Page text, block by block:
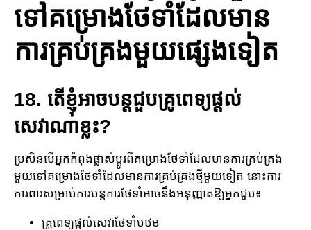
ទៅគម្រោង​ថែទាំដែលមាន
ការ​គ្រប់គ្រង​មួយ​ផ្សេង​ទៀត​
18. តើខ្ញុំអាចបន្តជួបគ្រូពេទ្យផ្តល់
សេវាណាខ្លះ?
ប្រសិនបើអ្នកកំពុងផ្លាស់ប្តូរពីគម្រោង​ថែទាំដែល​មានការ​គ្រប់គ្រង
មួយទៅគម្រោង​ថែទាំដែល​មានការ​គ្រប់គ្រងថ្មីមួយ​ទៀត នោះ​ការ
ការពារសម្រាប់​ការបន្តការថែទាំអាចនឹងអនុញ្ញាតឱ្យអ្នកជួប៖
គ្រូពេទ្យផ្តល់សេវាថែទាំបឋម